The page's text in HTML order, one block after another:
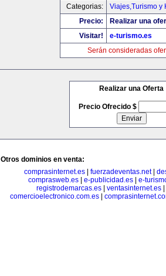
Categorias:
Viajes,Turismo y
Precio:
Realizar una
Visitar!
e-turismo.es
Serán consideradas
Realizar una Oferta
Precio Ofrecido $
Otros dominios en venta:
comprasinternet.es| fuerzadeventas.net|
comprasweb.es
e-publicidad.es
e-
registrodemarcas.es| ventasinternet.es|
comercioelectronico.com.es